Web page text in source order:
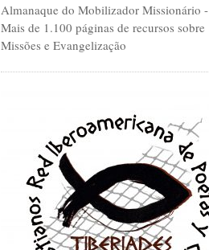
Almanaque do Mobilizador Missionário -
Mais de 1.100 páginas de recursos sobre
Missões e Evangelização